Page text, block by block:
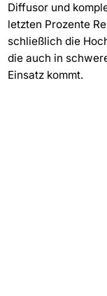
Diffusor und
letzten Prozente
schließlich die
die auch in
Einsatz kommt.